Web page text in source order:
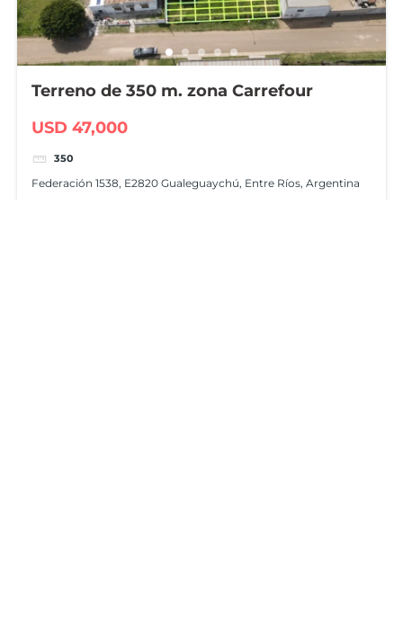
Terreno de 350 m. zona Carrefour
USD 47,000
350
Federación 1538, E2820 Gualeguaychú, Entre Ríos, Argentina